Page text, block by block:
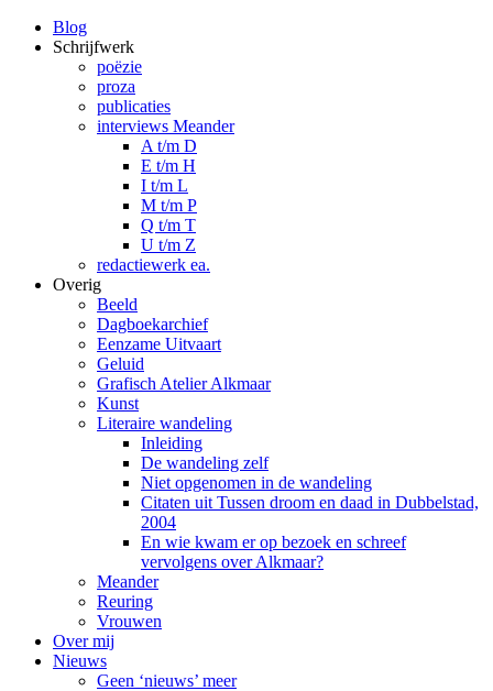
Blog
Schrijfwerk
poëzie
proza
publicaties
interviews Meander
A t/m D
E t/m H
I t/m L
M t/m P
Q t/m T
U t/m Z
redactiewerk ea.
Overig
Beeld
Dagboekarchief
Eenzame Uitvaart
Geluid
Grafisch Atelier Alkmaar
Kunst
Literaire wandeling
Inleiding
De wandeling zelf
Niet opgenomen in de wandeling
Citaten uit Tussen droom en daad in Dubbelstad,
2004
En wie kwam er op bezoek en schreef
vervolgens over Alkmaar?
Meander
Reuring
Vrouwen
Over mij
Nieuws
Geen ‘nieuws’ meer